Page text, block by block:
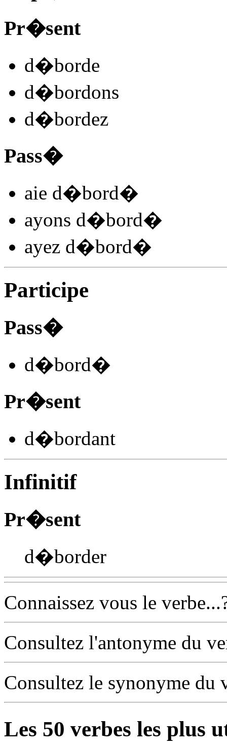
Pr�sent
d�borde
d�bordons
d�bordez
Pass�
aie d�bord�
ayons d�bord�
ayez d�bord�
Participe
Pass�
d�bord�
Pr�sent
d�bordant
Infinitif
Pr�sent
d�border
Connaissez vous le
Consultez l'antonyme du
Consultez le synonyme du
Les 50 verbes les plus